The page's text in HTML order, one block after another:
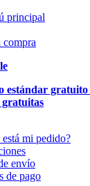
principal
compra
estándar gratuito
gratuitas
mi pedido?
envío
de pago